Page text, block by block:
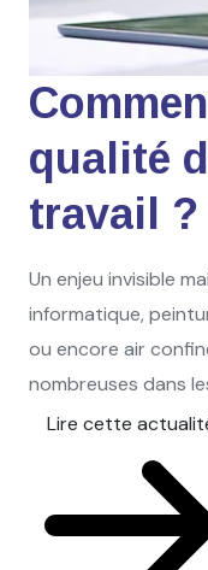
qualité
travail ?
Un enjeu invisible
informatique,
ou encore air
nombreuses dans
Lire cette